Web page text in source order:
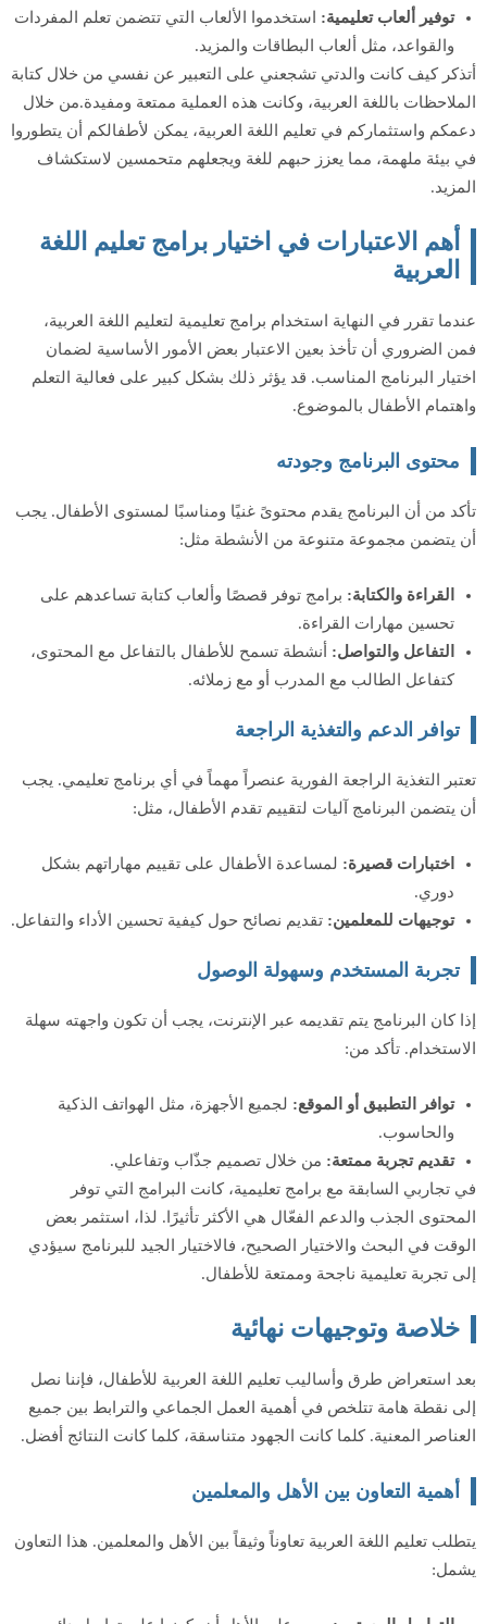
توفير ألعاب تعليمية: استخدموا الألعاب التي تتضمن تعلم المفردات
والقواعد، مثل ألعاب البطاقات والمزيد.
أتذكر كيف كانت والدتي تشجعني على التعبير عن نفسي من خلال كتابة
الملاحظات باللغة العربية، وكانت هذه العملية ممتعة ومفيدة.من خلال
دعمكم واستثماركم في تعليم اللغة العربية، يمكن لأطفالكم أن يتطوروا
في بيئة ملهمة، مما يعزز حبهم للغة ويجعلهم متحمسين لاستكشاف
المزيد.
أهم الاعتبارات في اختيار برامج تعليم اللغة
العربية
عندما تقرر في النهاية استخدام برامج تعليمية لتعليم اللغة العربية،
فمن الضروري أن تأخذ بعين الاعتبار بعض الأمور الأساسية لضمان
اختيار البرنامج المناسب. قد يؤثر ذلك بشكل كبير على فعالية التعلم
واهتمام الأطفال بالموضوع.
محتوى البرنامج وجودته
تأكد من أن البرنامج يقدم محتوىً غنيًا ومناسبًا لمستوى الأطفال. يجب
أن يتضمن مجموعة متنوعة من الأنشطة مثل:
القراءة والكتابة: برامج توفر قصصًا وألعاب كتابة تساعدهم على
تحسين مهارات القراءة.
التفاعل والتواصل: أنشطة تسمح للأطفال بالتفاعل مع المحتوى،
كتفاعل الطالب مع المدرب أو مع زملائه.
توافر الدعم والتغذية الراجعة
تعتبر التغذية الراجعة الفورية عنصراً مهماً في أي برنامج تعليمي. يجب
أن يتضمن البرنامج آليات لتقييم تقدم الأطفال، مثل:
اختبارات قصيرة: لمساعدة الأطفال على تقييم مهاراتهم بشكل
دوري.
توجيهات للمعلمين: تقديم نصائح حول كيفية تحسين الأداء والتفاعل.
تجربة المستخدم وسهولة الوصول
إذا كان البرنامج يتم تقديمه عبر الإنترنت، يجب أن تكون واجهته سهلة
الاستخدام. تأكد من:
توافر التطبيق أو الموقع: لجميع الأجهزة، مثل الهواتف الذكية
والحاسوب.
تقديم تجربة ممتعة: من خلال تصميم جذّاب وتفاعلي.
في تجاربي السابقة مع برامج تعليمية، كانت البرامج التي توفر
المحتوى الجذب والدعم الفعّال هي الأكثر تأثيرًا. لذا، استثمر بعض
الوقت في البحث والاختيار الصحيح، فالاختيار الجيد للبرنامج سيؤدي
إلى تجربة تعليمية ناجحة وممتعة للأطفال.
خلاصة وتوجيهات نهائية
بعد استعراض طرق وأساليب تعليم اللغة العربية للأطفال، فإننا نصل
إلى نقطة هامة تتلخص في أهمية العمل الجماعي والترابط بين جميع
العناصر المعنية. كلما كانت الجهود متناسقة، كلما كانت النتائج أفضل.
أهمية التعاون بين الأهل والمعلمين
يتطلب تعليم اللغة العربية تعاوناً وثيقاً بين الأهل والمعلمين. هذا التعاون
يشمل: